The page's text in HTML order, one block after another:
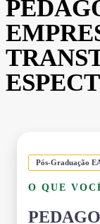
Pós-Graduação
O QUE